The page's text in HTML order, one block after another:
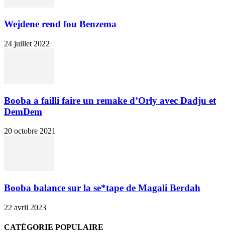
Wejdene rend fou Benzema
24 juillet 2022
Booba a failli faire un remake d’Orly avec Dadju et
DemDem
20 octobre 2021
Booba balance sur la se*tape de Magali Berdah
22 avril 2023
CATÉGORIE POPULAIRE